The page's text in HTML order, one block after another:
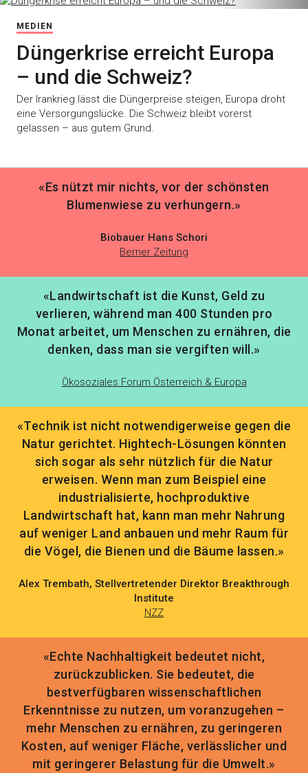
MEDIEN
Düngerkrise erreicht Europa
– und die Schweiz?
Der Irankrieg lässt die Düngerpreise steigen, Europa droht
eine Versorgungslücke. Die Schweiz bleibt vorerst
gelassen – aus gutem Grund.
«Es nützt mir nichts, vor der schönsten
Blumenwiese zu verhungern.»
Biobauer Hans Schori
Berner Zeitung
«Landwirtschaft ist die Kunst, Geld zu
verlieren, während man 400 Stunden pro
Monat arbeitet, um Menschen zu ernähren, die
denken, dass man sie vergiften will.»
Ökosoziales Forum Österreich & Europa
«Technik ist nicht notwendigerweise gegen die
Natur gerichtet. Hightech-Lösungen könnten
sich sogar als sehr nützlich für die Natur
erweisen. Wenn man zum Beispiel eine
industrialisierte, hochproduktive
Landwirtschaft hat, kann man mehr Nahrung
auf weniger Land anbauen und mehr Raum für
die Vögel, die Bienen und die Bäume lassen.»
Alex Trembath, Stellvertretender Direktor Breakthrough
Institute
NZZ
«Echte Nachhaltigkeit bedeutet nicht,
zurückzublicken. Sie bedeutet, die
bestverfügbaren wissenschaftlichen
Erkenntnisse zu nutzen, um voranzugehen –
mehr Menschen zu ernähren, zu geringeren
Kosten, auf weniger Fläche, verlässlicher und
mit geringerer Belastung für die Umwelt.»